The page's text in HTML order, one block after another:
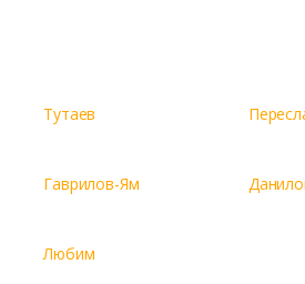
Тутаев
Гаврилов-Ям
Любим